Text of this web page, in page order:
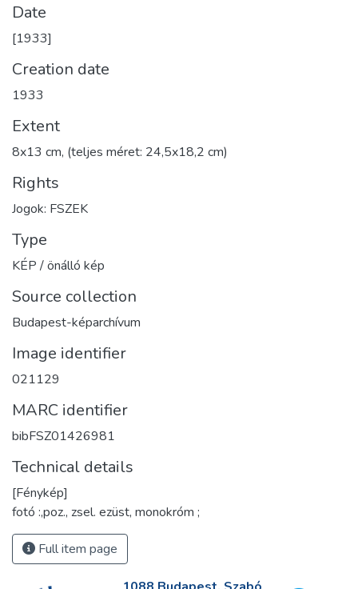
Date
[1933]
Creation date
1933
Extent
8x13 cm, (teljes méret: 24,5x18,2 cm)
Rights
Jogok: FSZEK
Type
KÉP / önálló kép
Source collection
Budapest-képarchívum
Image identifier
021129
MARC identifier
bibFSZ01426981
Technical details
[Fénykép]
fotó :,poz., zsel. ezüst, monokróm ;
Full item page